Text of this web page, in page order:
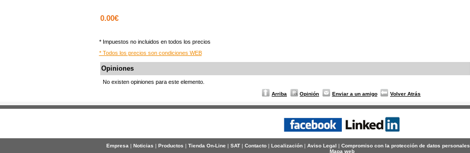
0.00€
* Impuestos no incluidos en todos los precios
* Todos los precios son condiciones WEB
Opiniones
No existen opiniones para este elemento.
Arriba Opinión Enviar a un amigo Volver Atrás
Empresa| Noticias | Productos | Tienda On-Line | SAT| Contacto| Localización| Aviso Legal | Compromiso con la protección de datos personales
Mapa web